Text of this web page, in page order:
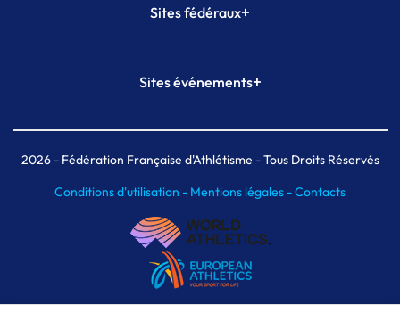
Sites fédéraux+
Plateforme Formation
Sites événements+
Meeting de Paris indoor
MAIF Ekiden de Paris
2026- Fédération Française d'Athlétisme - Tous Droits Réservés
Conditions d'utilisation - Mentions légales -Contacts